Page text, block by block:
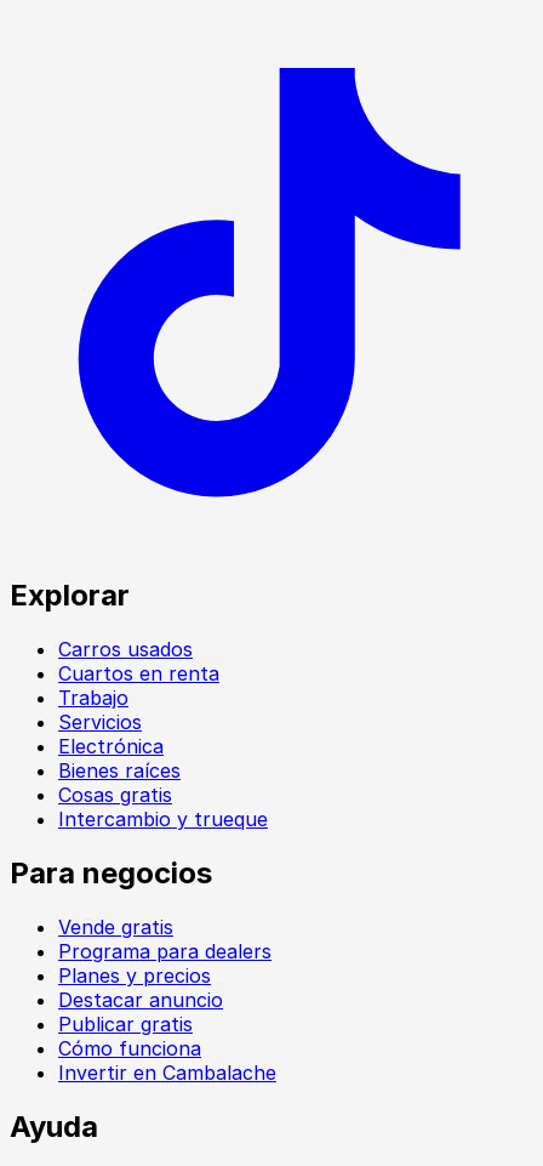
Explorar
Carros usados
Cuartos en renta
Trabajo
Servicios
Electrónica
Bienes raíces
Cosas gratis
Intercambio y trueque
Para negocios
Vende gratis
Programa para dealers
Planes y precios
Destacar anuncio
Publicar gratis
Cómo funciona
Invertir en Cambalache
Ayuda